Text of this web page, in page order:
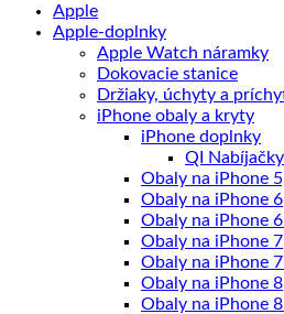
viacero
variantov.
Možnosti
Apple
Apple-doplnky
Apple Watch náramky
Dokovacie stanice
Držiaky, úchyty a
iPhone obaly a kryty
iPhone doplnky
QI Nabíjačky
Obaly na iPhone
Obaly na iPhone 6
Obaly na iPhone
Obaly na iPhone 7
Obaly na iPhone
Obaly na iPhone 8
Obaly na iPhone